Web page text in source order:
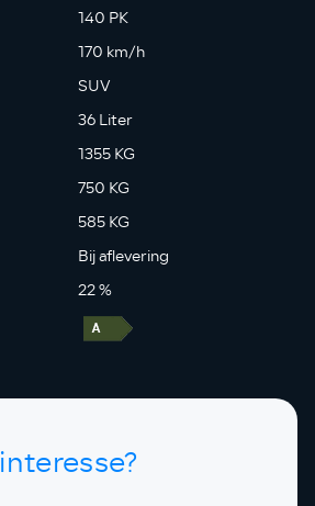
140 PK
170 km/h
SUV
36 Liter
1355 KG
750 KG
585 KG
Bij aflevering
22 %
interesse?